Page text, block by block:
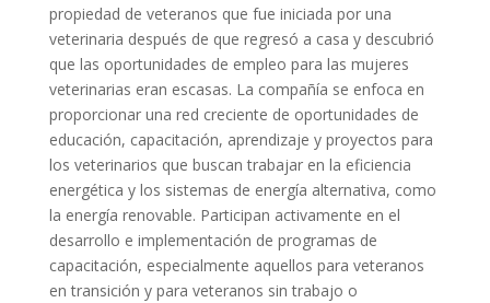
propiedad de veteranos que fue iniciada por una
veterinaria después de que regresó a casa y descubrió
que las oportunidades de empleo para las mujeres
veterinarias eran escasas. La compañía se enfoca en
proporcionar una red creciente de oportunidades de
educación, capacitación, aprendizaje y proyectos para
los veterinarios que buscan trabajar en la eficiencia
energética y los sistemas de energía alternativa, como
la energía renovable. Participan activamente en el
desarrollo e implementación de programas de
capacitación, especialmente aquellos para veteranos
en transición y para veteranos sin trabajo o